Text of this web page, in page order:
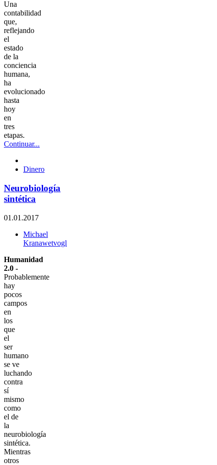
Una
contabilidad
que,
reflejando
el
estado
de la
conciencia
humana,
ha
evolucionado
hasta
hoy
en
tres
etapas.
Continuar...
Dinero
Neurobiología
sintética
01.01.2017
Michael
Kranawetvogl
Humanidad
2.0 -
Probablemente
hay
pocos
campos
en
los
que
el
ser
humano
se ve
luchando
contra
sí
mismo
como
el de
la
neurobiología
sintética.
Mientras
otros